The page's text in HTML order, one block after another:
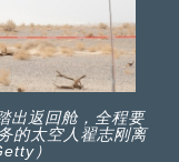
出返回舱，全程要
的太空人翟志刚离
）